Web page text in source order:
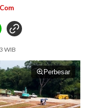
WIB
Perbesar